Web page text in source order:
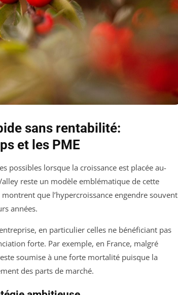
sans rentabilité:
et les PME
possibles lorsque la croissance est placée au-
reste un modèle emblématique de cette
que l’hypercroissance engendre souvent
années.
en particulier celles ne bénéficiant pas
forte. Par exemple, en France, malgré
soumise à une forte mortalité puisque la
des parts de marché.